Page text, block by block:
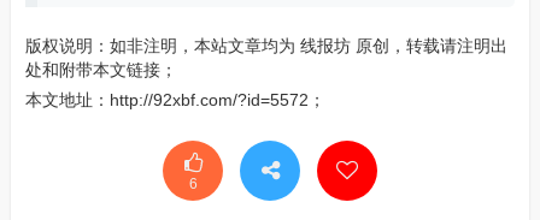
版权说明：如非注明，本站文章均为 线报坊 原创，转载请注明出
处和附带本文链接；
本文地址： http://92xbf.com/?id=5572 ；
6